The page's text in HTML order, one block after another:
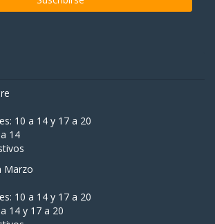
10 a 14 y 17 a 20
14
Marzo
10 a 14 y 17 a 20
14 y 17 a 20